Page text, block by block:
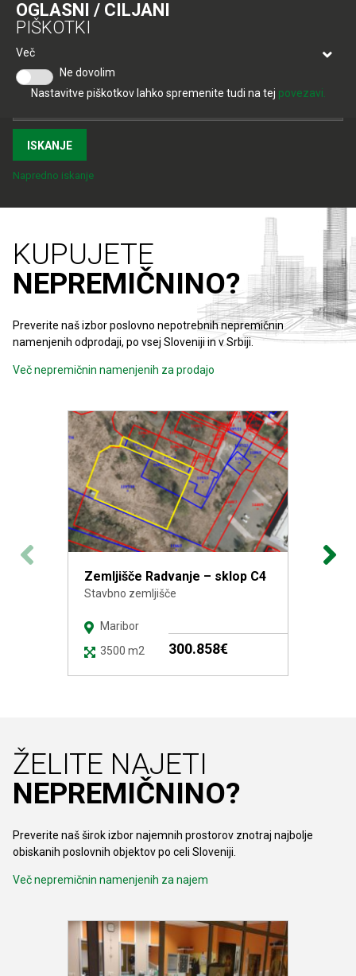
OGLASNI / CILJANI
PIŠKOTKI
Več
Ne dovolim
Nastavitve piškotkov lahko spremenite tudi na tej povezavi.
VPIŠITEISKALNI NIZ:
Napredno iskanje
KUPUJETE
NEPREMIČNINO?
Preverite naš izbor poslovno nepotrebnih nepremičnin
namenjenih odprodaji, po vsej Sloveniji in v Srbiji.
Več nepremičnin namenjenih za prodajo
Oglejte si ponudbo
Zemljišče Radvanje – sklop C4
Stavbno zemljišče
Maribor
3500 m2
300.858€
ŽELITE NAJETI
NEPREMIČNINO?
Preverite naš širok izbor najemnih prostorov znotraj najbolje
obiskanih poslovnih objektov po celi Sloveniji.
Več nepremičnin namenjenih za najem